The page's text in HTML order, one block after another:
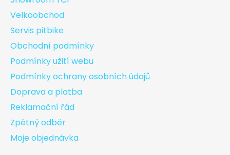
Velkoobchod
Servis pitbike
Obchodní podmínky
Podmínky užití webu
Podmínky ochrany osobních údajů
Doprava a platba
Reklamační řád
Zpětný odběr
Moje objednávka